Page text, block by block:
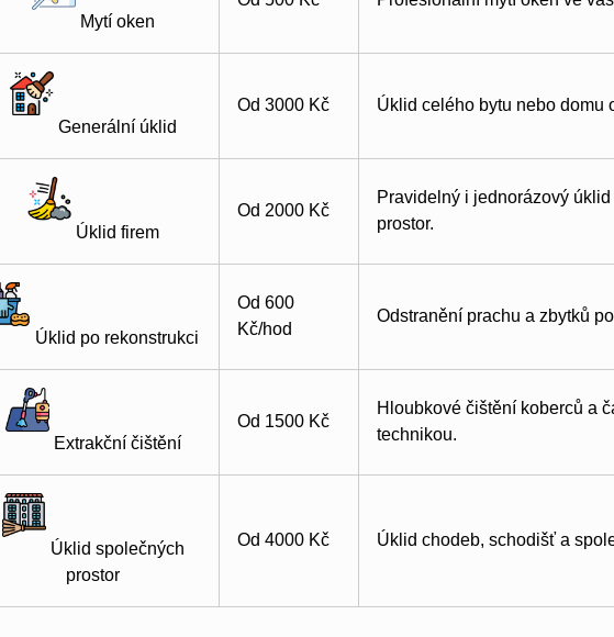
Mytí oken
Generální úklid
Od 3000 Kč Úklid celého bytu nebo domu
Úklid firem
Od 2000 Kč
Pravidelný i jednorázový
prostor.
Úklid po rekonstrukci
Od 600
Kč/hod
Odstranění prachu a zbytků
Extrakční čištění
Od 1500 Kč
Hloubkové čištění koberců a
technikou.
Úklid společných
prostor
Od 4000 Kč Úklid chodeb, schodišť a